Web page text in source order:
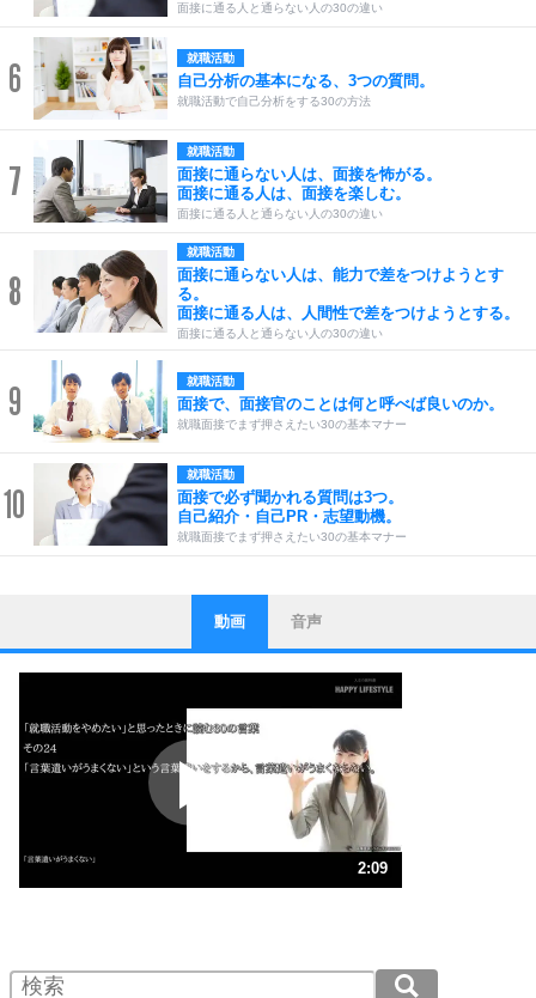
面接に通る人と通らない人の30の違い
6 就職活動
自己分析の基本になる、3つの質問。
就職活動で自己分析をする30の方法
7
就職活動
面接に通らない人は、面接を怖がる。
面接に通る人は、面接を楽しむ。
面接に通る人と通らない人の30の違い
8
就職活動
面接に通らない人は、能力で差をつけようとす
る。
面接に通る人は、人間性で差をつけようとする。
面接に通る人と通らない人の30の違い
9 就職活動
面接で、面接官のことは何と呼べば良いのか。
就職面接でまず押さえたい30の基本マナー
10
就職活動
面接で必ず聞かれる質問は3つ。
自己紹介・自己PR・志望動機。
就職面接でまず押さえたい30の基本マナー
1
ストレス対策
他人と比べない。
いっそのこと、他人を見ない。
いらいらしない人になる30の方法
ポジティブになれない原因は、行動しないから。
ポジティブ思考になる30の方法
人生、なんとかなるもの。
気楽に生きる30の方法
4 器の大きい人は、怒りを優しさで表現する。
動画 音声
2:09
2.0倍速 （254KB 1分4秒）